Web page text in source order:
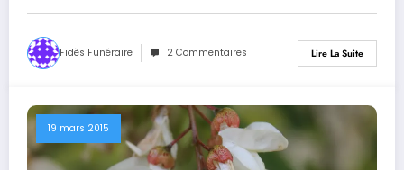
Fidès Funéraire 2 Commentaires Lire La Suite
19 mars 2015